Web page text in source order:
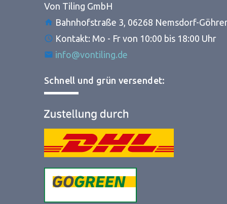
Von Tiling GmbH
Bahnhofstraße 3, 06268 Nemsdorf-
Kontakt: Mo - Fr von 10:00 bis 18:00 Uhr
info@vontiling.de
Schnell und grün versendet: